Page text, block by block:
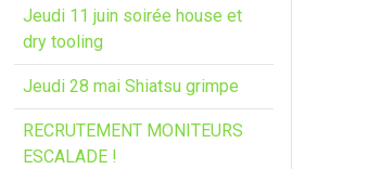
Jeudi 11 juin soirée house et
dry tooling
Jeudi 28 mai Shiatsu grimpe
RECRUTEMENT MONITEURS
ESCALADE !